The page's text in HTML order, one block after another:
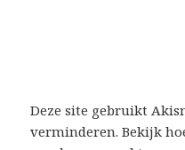
Deze site gebruikt
verminderen.Bekijk